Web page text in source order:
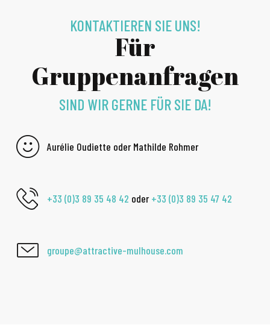
KONTAKTIEREN SIE UNS!
Für
Gruppenanfragen
SIND WIR GERNE FÜR SIE DA!
Aurélie Oudiette oder Mathilde Rohmer
+33 (0)3 89 35 48 42 oder+33 (0)3 89 35 47 42
groupe@attractive-mulhouse.com